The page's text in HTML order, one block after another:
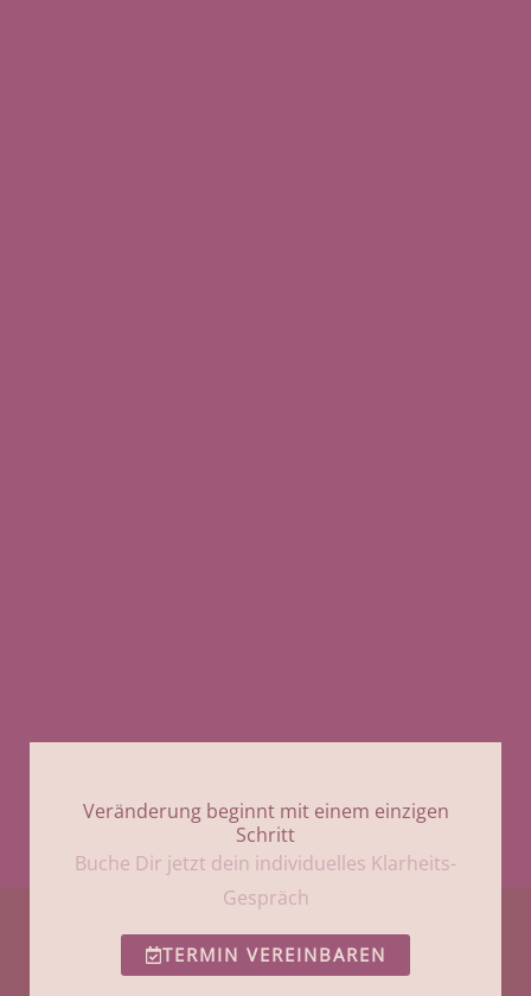
Veränderung beginnt mit einem einzigen
Schritt
Buche Dir jetzt dein individuelles Klarheits-
Gespräch
TERMIN VEREINBAREN